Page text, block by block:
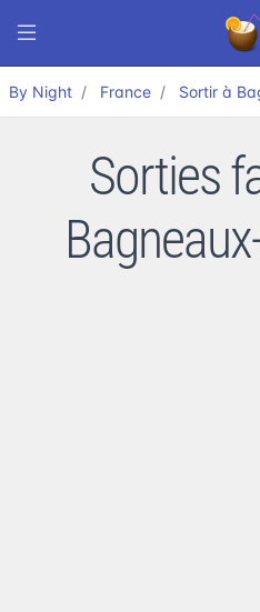
By Night France Sortir à
Sorties